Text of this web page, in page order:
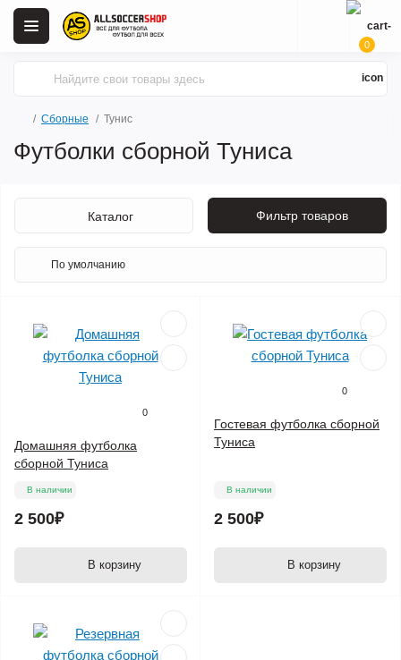
0
Сборные Тунис
Футболки сборной Туниса
Фильтр товаров
Каталог
0
Домашняя футболка
сборной Туниса
В наличии
2 500₽
В корзину
0
Гостевая футболка сборной
Туниса
В наличии
2 500₽
В корзину